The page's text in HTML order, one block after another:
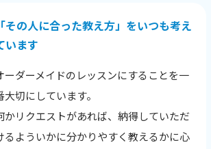
「その人に合った教え方」をいつも考え
います
ーダーメイドのレッスンにすることを一
大切にしています。
かリクエストがあれば、納得していただ
るよういかに分かりやすく教えるかに心